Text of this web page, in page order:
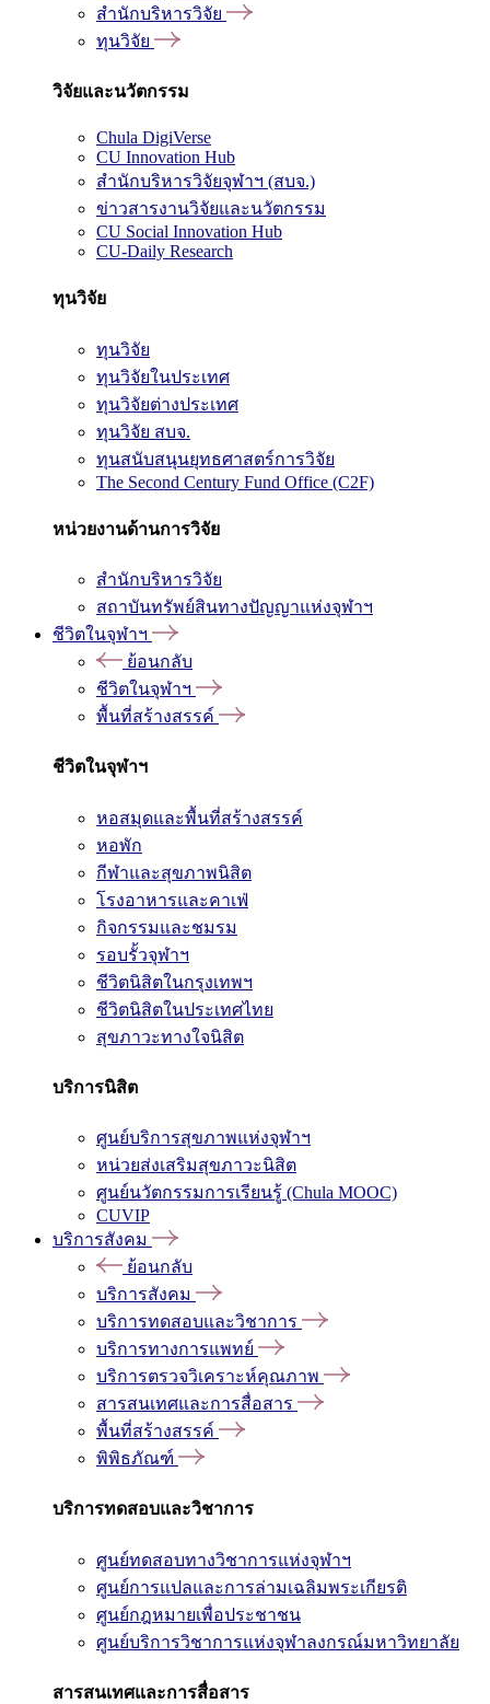
สำนักบริหารวิจัย
ทุนวิจัย
วิจัยและนวัตกรรม
Chula DigiVerse
CU Innovation Hub
สำนักบริหารวิจัยจุฬาฯ (สบจ.)
ข่าวสารงานวิจัยและนวัตกรรม
CU Social Innovation Hub
CU-Daily Research
ทุนวิจัย
ทุนวิจัย
ทุนวิจัยในประเทศ
ทุนวิจัยต่างประเทศ
ทุนวิจัย สบจ.
ทุนสนับสนุนยุทธศาสตร์การวิจัย
The Second Century Fund Office (C2F)
หน่วยงานด้านการวิจัย
สำนักบริหารวิจัย
สถาบันทรัพย์สินทางปัญญาแห่งจุฬาฯ
ชีวิตในจุฬาฯ
ย้อนกลับ
ชีวิตในจุฬาฯ
พื้นที่สร้างสรรค์
ชีวิตในจุฬาฯ
หอสมุดและพื้นที่สร้างสรรค์
หอพัก
กีฬาและสุขภาพนิสิต
โรงอาหารและคาเฟ่
กิจกรรมและชมรม
รอบรั้วจุฬาฯ
ชีวิตนิสิตในกรุงเทพฯ
ชีวิตนิสิตในประเทศไทย
สุขภาวะทางใจนิสิต
บริการนิสิต
ศูนย์บริการสุขภาพแห่งจุฬาฯ
หน่วยส่งเสริมสุขภาวะนิสิต
ศูนย์นวัตกรรมการเรียนรู้ (Chula MOOC)
CUVIP
บริการสังคม
ย้อนกลับ
บริการสังคม
บริการทดสอบและวิชาการ
บริการทางการแพทย์
บริการตรวจวิเคราะห์คุณภาพ
สารสนเทศและการสื่อสาร
พื้นที่สร้างสรรค์
พิพิธภัณฑ์
บริการทดสอบและวิชาการ
ศูนย์ทดสอบทางวิชาการแห่งจุฬาฯ
ศูนย์การแปลและการล่ามเฉลิมพระเกียรติ
ศูนย์กฎหมายเพื่อประชาชน
ศูนย์บริการวิชาการแห่งจุฬาลงกรณ์มหาวิทยาลัย
สารสนเทศและการสื่อสาร